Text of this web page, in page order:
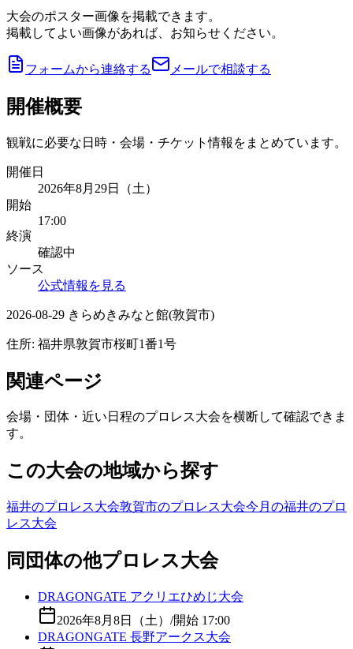
大会のポスター画像を掲載できます。
掲載してよい画像があれば、お知らせください。
フォームから連絡する メールで相談する
開催概要
観戦に必要な日時・会場・チケット情報をまとめています。
開催日
2026年8月29日（土）
開始
17:00
終演
確認中
ソース
公式情報を見る
2026-08-29 きらめきみなと館(敦賀市)
住所: 福井県敦賀市桜町1番1号
関連ページ
会場・団体・近い日程のプロレス大会を横断して確認できま
す。
この大会の地域から探す
福井のプロレス大会敦賀市のプロレス大会今月の福井のプロ
レス大会
同団体の他プロレス大会
DRAGONGATE アクリエひめじ大会
2026年8月8日（土） /開始 17:00
DRAGONGATE 長野アークス大会